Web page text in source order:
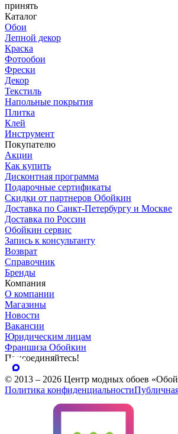
принять
Каталог
Обои
Лепной декор
Краска
Фотообои
Фрески
Декор
Текстиль
Напольные покрытия
Плитка
Клей
Инструмент
Покупателю
Акции
Как купить
Дисконтная программа
Подарочные сертификаты
Скидки от партнеров Обойкин
Доставка по Санкт-Петербургу и Москве
Доставка по России
Обойкин сервис
Запись к консультанту
Возврат
Справочник
Бренды
Компания
О компании
Магазины
Новости
Вакансии
Юридическим лицам
Франшиза Обойкин
Присоединяйтесь!
© 2013 – 2026 Центр модных обоев
Политика конфиденциальности